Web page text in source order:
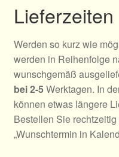
Lieferzeiten
Werden so kurz wie
werden in Reihenfolge
wunschgemäß
bei 2-5Werktagen. In
können etwas längere
Bestellen Sie
„Wunschtermin in